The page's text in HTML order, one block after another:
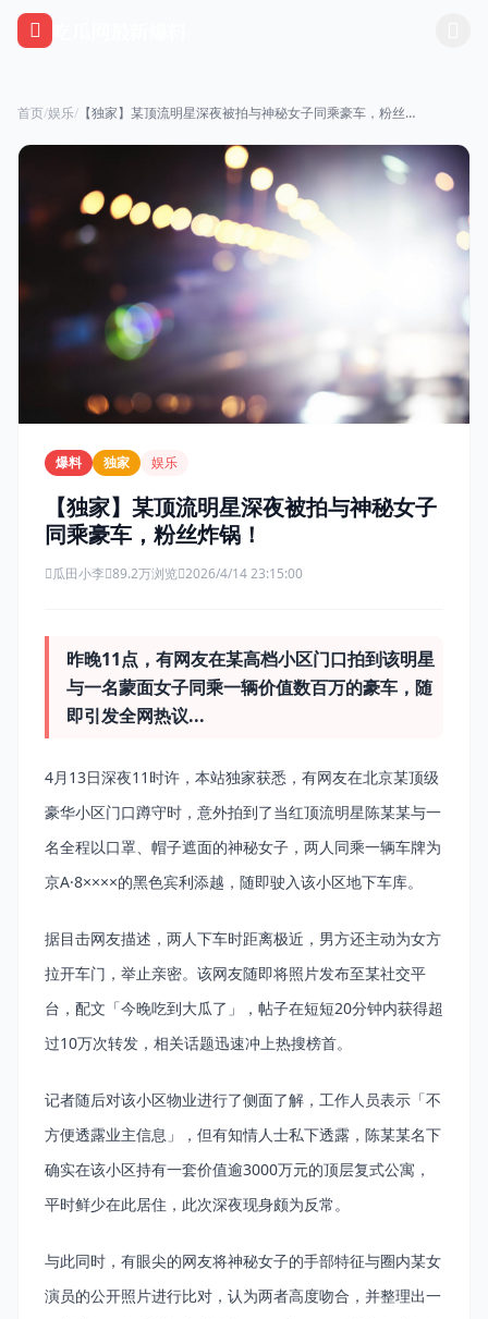
跳过导航
首页/娱乐/ 【独家】某顶流明星深夜被拍与神秘女子同乘豪车，粉丝炸锅！
爆料 独家 娱乐
【独家】某顶流明星深夜被拍与神秘女子
同乘豪车，粉丝炸锅！
瓜田小李 89.2万浏览 2026/4/14 23:15:00
昨晚11点，有网友在某高档小区门口拍到该明星
与一名蒙面女子同乘一辆价值数百万的豪车，随
即引发全网热议...
4月13日深夜11时许，本站独家获悉，有网友在北京某顶级
豪华小区门口蹲守时，意外拍到了当红顶流明星陈某某与一
名全程以口罩、帽子遮面的神秘女子，两人同乘一辆车牌为
京A·8××××的黑色宾利添越，随即驶入该小区地下车库。
据目击网友描述，两人下车时距离极近，男方还主动为女方
拉开车门，举止亲密。该网友随即将照片发布至某社交平
台，配文「今晚吃到大瓜了」，帖子在短短20分钟内获得超
过10万次转发，相关话题迅速冲上热搜榜首。
记者随后对该小区物业进行了侧面了解，工作人员表示「不
方便透露业主信息」，但有知情人士私下透露，陈某某名下
确实在该小区持有一套价值逾3000万元的顶层复式公寓，
平时鲜少在此居住，此次深夜现身颇为反常。
与此同时，有眼尖的网友将神秘女子的手部特征与圈内某女
演员的公开照片进行比对，认为两者高度吻合，并整理出一